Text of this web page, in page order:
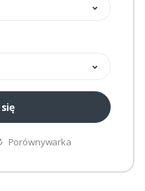
Porównywarka